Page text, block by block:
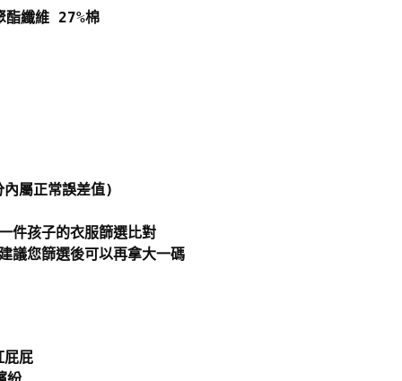
酯纖維 27%棉
屬正常誤差值)
件孩子的衣服篩選比對
議您篩選後可以再拿大一碼
屁